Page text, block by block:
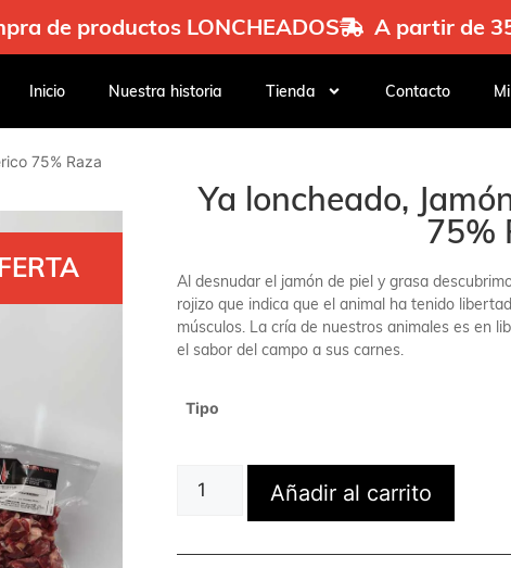
de productos LONCHEADOS A partir de
Inicio Nuestra historia Tienda Contacto
75% Raza
Ya loncheado,
75%
Al desnudar el jamón de piel y grasa
rojizo que indica que el animal ha tenido
músculos. La cría de nuestros animales es en
el sabor del campo a sus carnes.
Tipo
Añadir al carrito